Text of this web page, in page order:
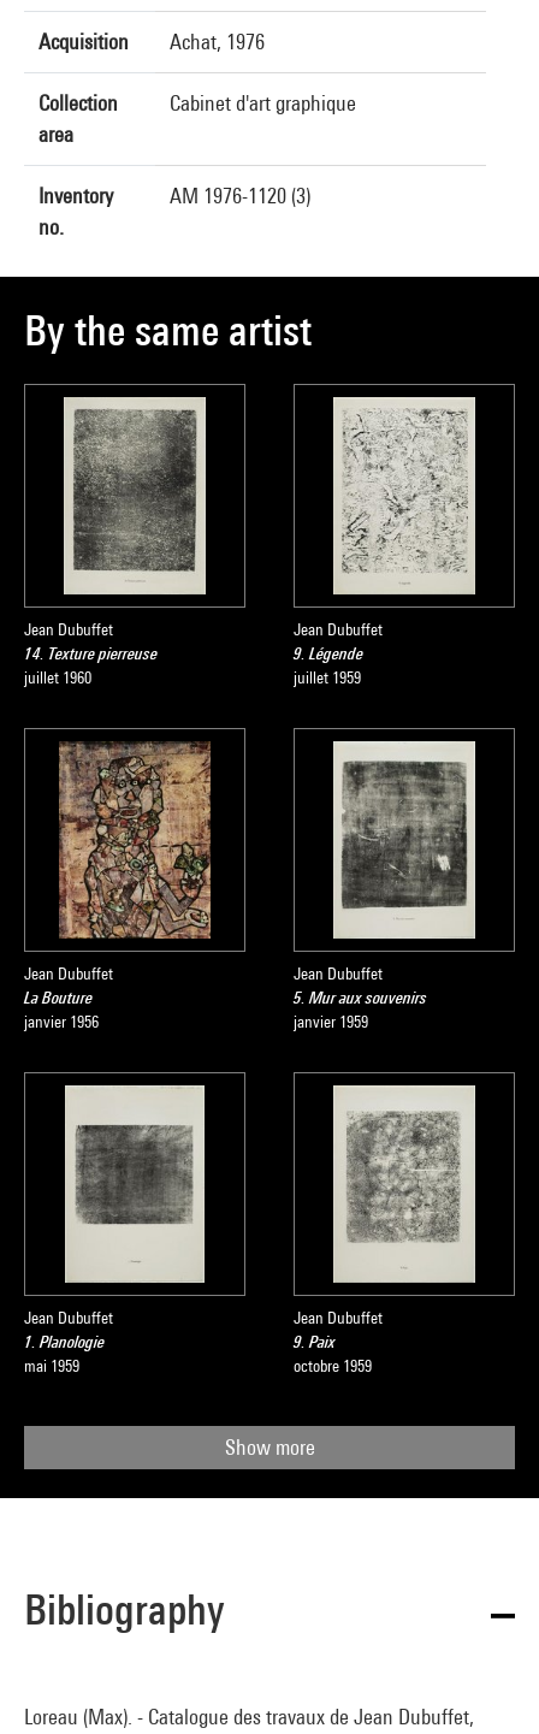
Acquisition Achat, 1976
Collection
area
Cabinet d'art graphique
Inventory
no.
AM 1976-1120 (3)
By the same artist
Jean Dubuffet
14. Texture pierreuse
juillet 1960
Jean Dubuffet
9. Légende
juillet 1959
Jean Dubuffet
La Bouture
janvier 1956
Jean Dubuffet
5. Mur aux souvenirs
janvier 1959
Jean Dubuffet
1. Planologie
mai 1959
Jean Dubuffet
9. Paix
octobre 1959
Show more
Bibliography
Loreau (Max). - Catalogue des travaux de Jean Dubuffet,